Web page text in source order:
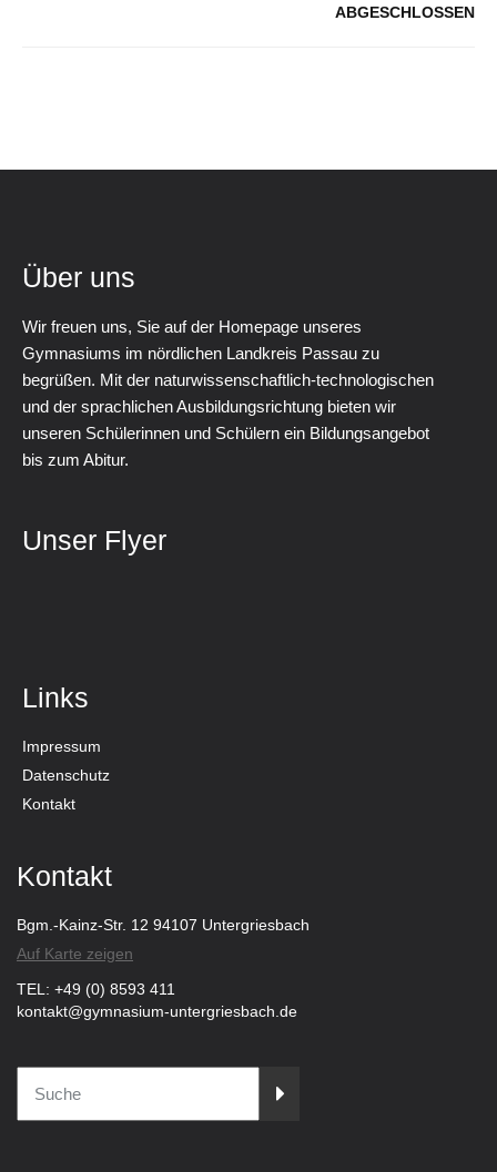
ABGESCHLOSSEN
Über uns
Wir freuen uns, Sie auf der Homepage unseres
Gymnasiums im nördlichen Landkreis Passau zu
begrüßen. Mit der naturwissenschaftlich-technologischen
und der sprachlichen Ausbildungsrichtung bieten wir
unseren Schülerinnen und Schülern ein Bildungsangebot
bis zum Abitur.
Unser Flyer
Links
Impressum
Datenschutz
Kontakt
Kontakt
Bgm.-Kainz-Str. 12 94107 Untergriesbach
Auf Karte zeigen
TEL: +49 (0) 8593 411
kontakt@gymnasium-untergriesbach.de